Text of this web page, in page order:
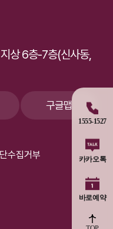
상 6층-7층(신사동,
구글맵
수집거부
1555-1527
카카오톡
바로예약